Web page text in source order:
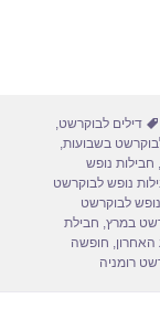
תגיות
דילים לבוקרשט,
בשבועות,
, חבילות נופש
נופש לבוקרשט
לבוקרשט
במרץ, חבילת
האחרון, חופשה
רומניה